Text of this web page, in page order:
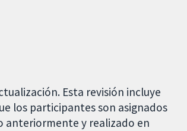
Esta revisión incluye
los participantes son asignados
anteriormente y realizado en